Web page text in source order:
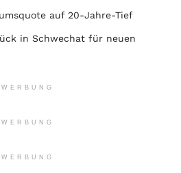
auf 20-Jahre-Tief
in Schwechat für neuen
WERBUNG
WERBUNG
WERBUNG